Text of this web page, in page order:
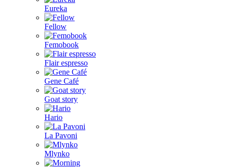
Eureka
Fellow
Femobook
Flair espresso
Gene Café
Goat story
Hario
La Pavoni
Mlynko